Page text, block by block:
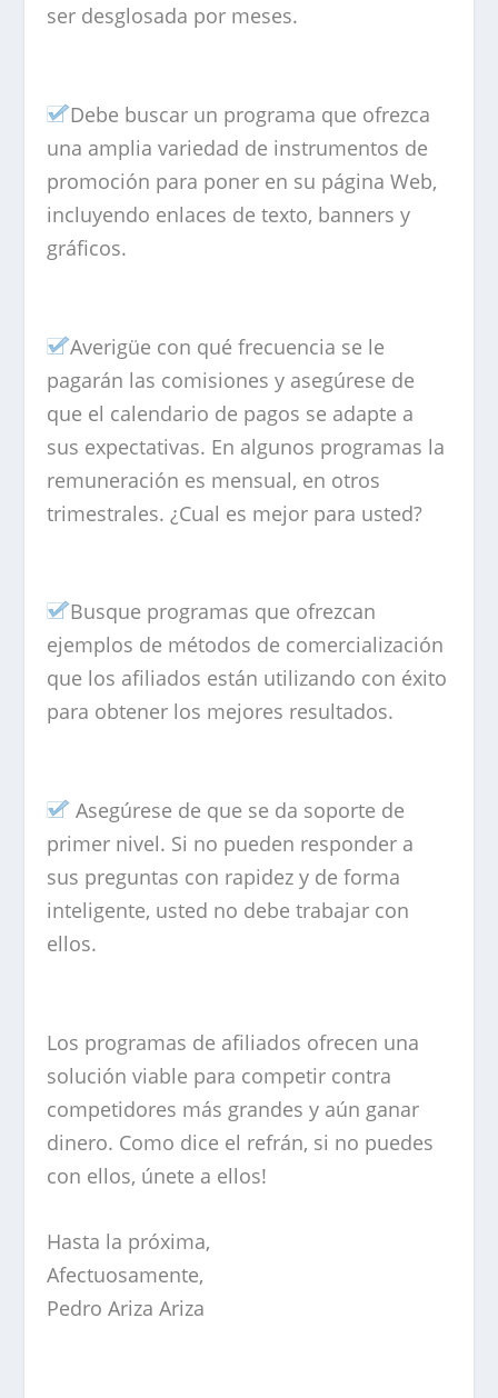
ser desglosada por meses.
Debe buscar un programa que ofrezca
una amplia variedad de instrumentos de
promoción para poner en su página Web,
incluyendo enlaces de texto, banners y
gráficos.
Averigüe con qué frecuencia se le
pagarán las comisiones y asegúrese de
que el calendario de pagos se adapte a
sus expectativas. En algunos programas la
remuneración es mensual, en otros
trimestrales. ¿Cual es mejor para usted?
Busque programas que ofrezcan
ejemplos de métodos de comercialización
que los afiliados están utilizando con éxito
para obtener los mejores resultados.
Asegúrese de que se da soporte de
primer nivel. Si no pueden responder a
sus preguntas con rapidez y de forma
inteligente, usted no debe trabajar con
ellos.
Los programas de afiliados ofrecen una
solución viable para competir contra
competidores más grandes y aún ganar
dinero. Como dice el refrán, si no puedes
con ellos, únete a ellos!
Hasta la próxima,
Afectuosamente,
Pedro Ariza Ariza